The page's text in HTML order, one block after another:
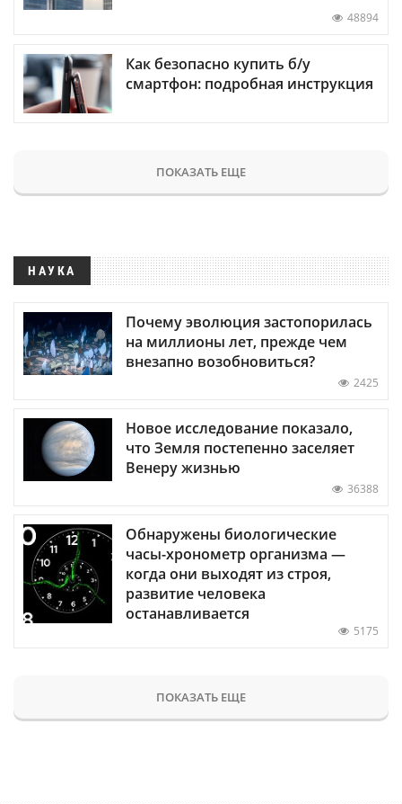
48894
Как безопасно купить б/у
смартфон: подробная инструкция
ПОКАЗАТЬ ЕЩЕ
НАУКА
Почему эволюция застопорилась
на миллионы лет, прежде чем
внезапно возобновиться?
2425
Новое исследование показало,
что Земля постепенно заселяет
Венеру жизнью
36388
Обнаружены биологические
часы-хронометр организма —
когда они выходят из строя,
развитие человека
останавливается
5175
ПОКАЗАТЬ ЕЩЕ